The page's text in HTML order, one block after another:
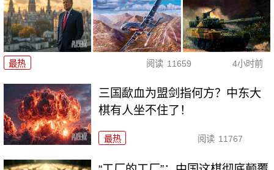
最热 阅读 11659 4小时前
三国歃血为盟剑指何方？中东大
棋有人坐不住了！
最热 阅读 11767